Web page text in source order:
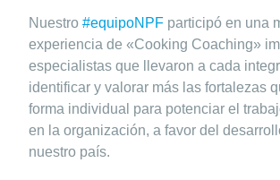
Nuestro #equipoNPF participó en una
experiencia de «Cooking Coaching»
especialistas que llevaron a cada
identificar y valorar más las fortalezas
forma individual para potenciar el
en la organización, a favor del
nuestro país.